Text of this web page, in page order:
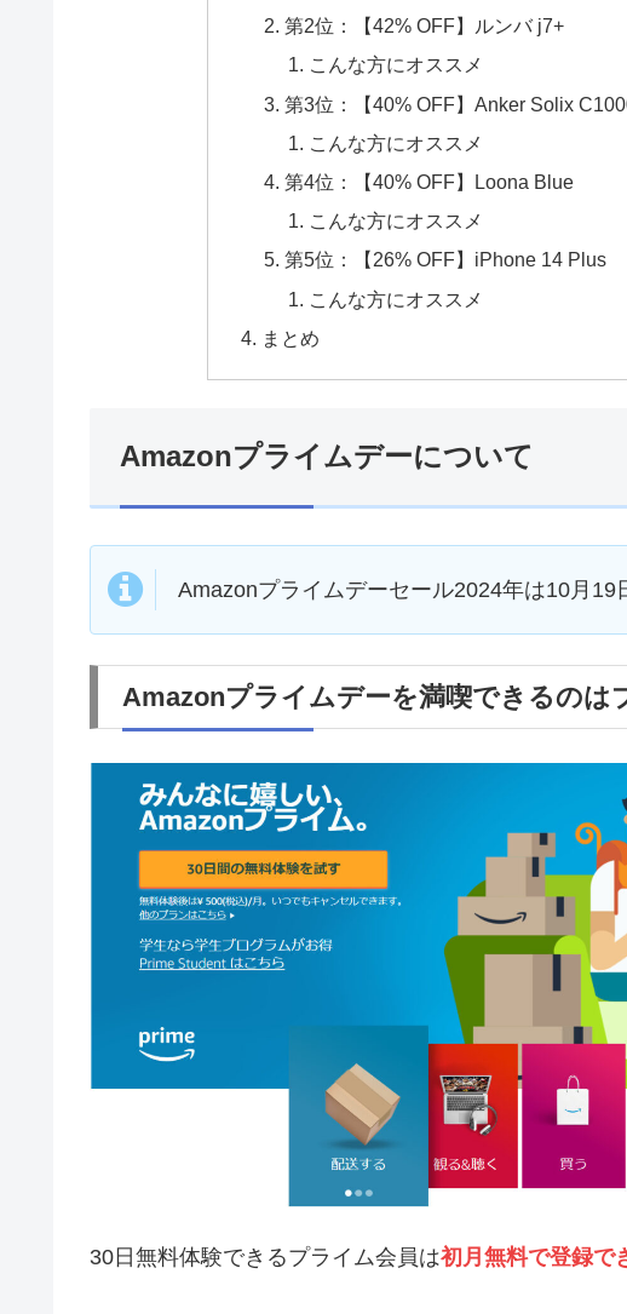
第2位：【42% OFF】ルンバ j7+
こんな方にオススメ
第3位：【40% OFF】Anker Solix
こんな方にオススメ
第4位：【40% OFF】Loona Blue
こんな方にオススメ
第5位：【26% OFF】iPhone 14 Plus
こんな方にオススメ
まとめ
Amazonプライムデーについて
Amazonプライムデーセール2024年は10月19
Amazonプライムデーを満喫できるのは
30日無料体験できるプライム会員は初月無料で登録で